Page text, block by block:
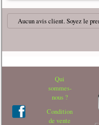
Aucun avis client. Soyez le
Qui
sommes-
nous ?
Condition
de vente